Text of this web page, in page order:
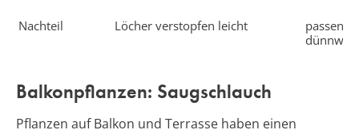
Nachteil Löcher verstopfen leicht
passen
Balkonpflanzen: Saugschlauch
Pflanzen auf Balkon und Terrasse haben einen